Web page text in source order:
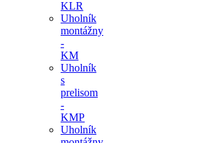
KLR
Uholník
montážny
-
KM
Uholník
s
prelisom
-
KMP
Uholník